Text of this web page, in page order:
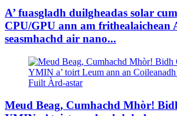
A’ fuasgladh duilgheadas solar
CPU/GPU ann am
seasmhachd air nano...
Meud Beag, Cumhachd Mhòr!